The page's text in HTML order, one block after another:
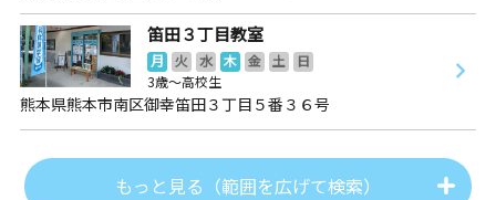
笛田３丁目教室
月 火 水 木 金 土
日
3歳～高校生
熊本県熊本市南区御幸笛田３丁目５番３６号
もっと見る（範囲を広げて検索）